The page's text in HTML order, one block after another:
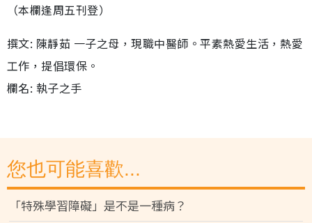
（本欄逢周五刊登）
撰文: 陳靜茹 一子之母，現職中醫師。平素熱愛生活，熱愛
工作，提倡環保。
欄名: 執子之手
您也可能喜歡...
「特殊學習障礙」是不是一種病？